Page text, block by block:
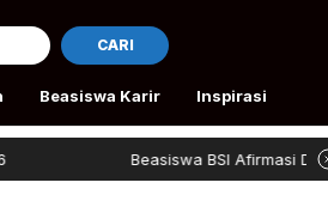
CARI
Beasiswa Karir Inspirasi
Beasiswa BSI Afirmasi Dibuka